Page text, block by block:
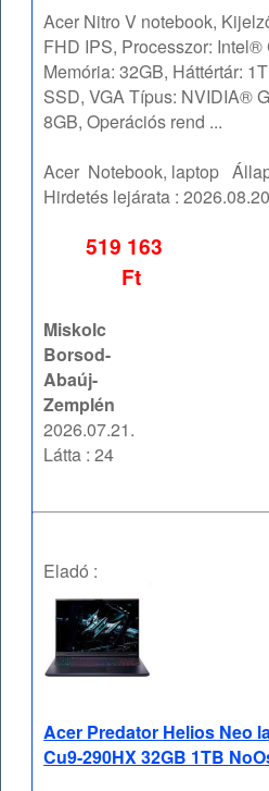
Acer Nitro V notebook,
FHD IPS, Processzor:
Memória: 32GB, Háttértár:
SSD, VGA Típus: NVIDIA®
8GB, Operációs rend ...
Acer Notebook, laptop
Hirdetés lejárata :
519 163
Ft
Miskolc
Borsod-
Abaúj-
Zemplén
2026.07.21.
Látta : 24
Eladó :
Acer Predator Helios Neo
Cu9-290HX 32GB 1TB